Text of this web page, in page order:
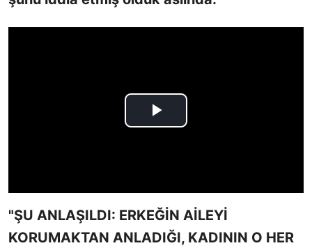
"ŞU ANLAŞILDI: ERKEĞİN AİLEYİ
KORUMAKTAN ANLADIĞI, KADININ O HER